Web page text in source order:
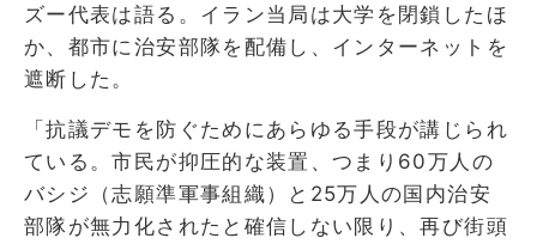
ズー代表は語る。イラン当局は大学を閉鎖したほ
か、都市に治安部隊を配備し、インターネットを
遮断した。
「抗議デモを防ぐためにあらゆる手段が講じられ
ている。市民が抑圧的な装置、つまり60万人の
バシジ（志願準軍事組織）と25万人の国内治安
部隊が無力化されたと確信しない限り、再び街頭